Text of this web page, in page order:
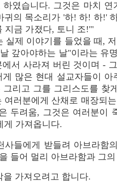
였습니다. 그것은 마치
의 목소리가 '하! 하! 하!'
지금 가졌다, 토니 조!'"
실제 이야기를 들었을 때,
갚아야하는 날"이라는 유
서 사라져 버린 것이며 -
많은 현대 설교자들이
리고 그를 그리스도를 찾
러분에게 산채로 매장되
두려움, 그것은 여러분이
게 가져옵니다.
사들에게 받들려 아브라함
들어 멀리 아브라함과 그
가져오려고 합니다.